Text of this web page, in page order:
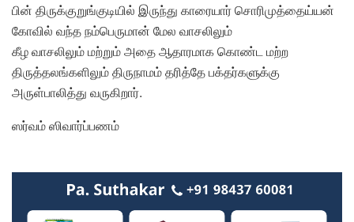
பின் திருக்குறுங்குடியில் இருந்து காரையார் சொரிமுத்தைய்யன்
கோவில் வந்த நம்பெருமான் மேல வாசலிலும்
கீழ வாசலிலும் மற்றும் அதை ஆதாரமாக கொண்ட மற்ற
திருத்தலங்களிலும் திருநாமம் தரித்தே பக்தர்களுக்கு
அருள்பாலித்து வருகிறார்.
ஸர்வம் ஸிவார்ப்பணம்